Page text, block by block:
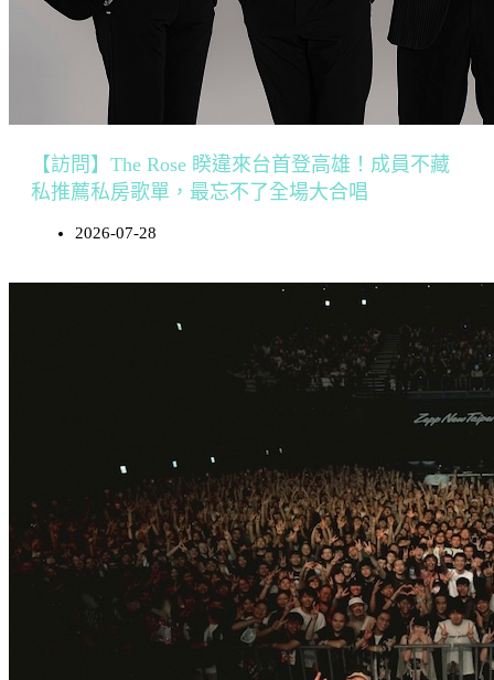
【訪問】The Rose 睽違來台首登高雄！成員不藏
私推薦私房歌單，最忘不了全場大合唱
2026-07-28